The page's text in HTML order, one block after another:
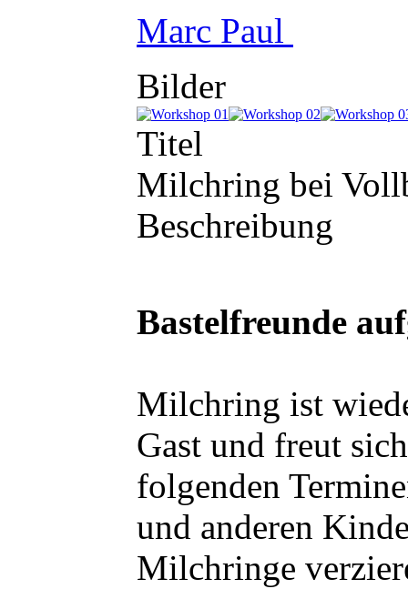
Marc Paul
Bilder
Titel
Milchring bei
Beschreibung
Bastelfreunde
Milchring ist
Gast und freut
folgenden
und anderen
Milchringe